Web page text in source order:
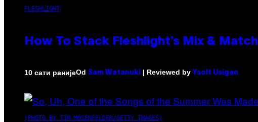
FLESHLIGHT
How To Stack Fleshlight’s Mix &
10 сати ранијеOd Sam Watanuki | Reviewed by Ysolt Usigan
(PHOTO BY TIM MOSENFELDER/GETTY IMAGES)